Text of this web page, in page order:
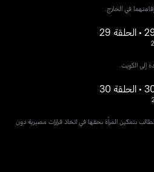
في الخارج.
إلى الكويت.
بتمكين المرأة بحقها في اتخاذ قرارات مصيرية دون